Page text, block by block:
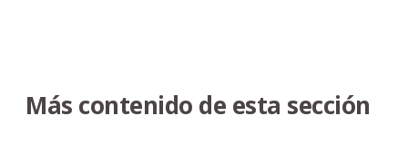
Más contenido de esta sección